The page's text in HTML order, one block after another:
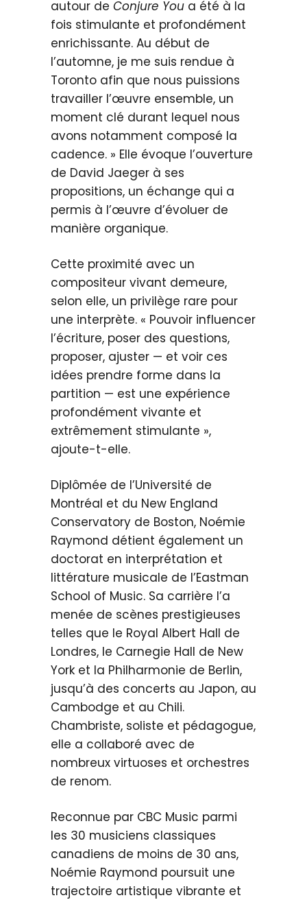
autour de Conjure You a été à la
fois stimulante et profondément
enrichissante. Au début de
l’automne, je me suis rendue à
Toronto afin que nous puissions
travailler l’œuvre ensemble, un
moment clé durant lequel nous
avons notamment composé la
cadence. » Elle évoque l’ouverture
de David Jaeger à ses
propositions, un échange qui a
permis à l’œuvre d’évoluer de
manière organique.
Cette proximité avec un
compositeur vivant demeure,
selon elle, un privilège rare pour
une interprète. « Pouvoir influencer
l’écriture, poser des questions,
proposer, ajuster — et voir ces
idées prendre forme dans la
partition — est une expérience
profondément vivante et
extrêmement stimulante »,
ajoute-t-elle.
Diplômée de l’Université de
Montréal et du New England
Conservatory de Boston, Noémie
Raymond détient également un
doctorat en interprétation et
littérature musicale de l’Eastman
School of Music. Sa carrière l’a
menée de scènes prestigieuses
telles que le Royal Albert Hall de
Londres, le Carnegie Hall de New
York et la Philharmonie de Berlin,
jusqu’à des concerts au Japon, au
Cambodge et au Chili.
Chambriste, soliste et pédagogue,
elle a collaboré avec de
nombreux virtuoses et orchestres
de renom.
Reconnue par CBC Music parmi
les 30 musiciens classiques
canadiens de moins de 30 ans,
Noémie Raymond poursuit une
trajectoire artistique vibrante et